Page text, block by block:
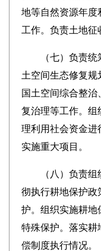
地等自然资源年度
工作。负责土地征
（七）负责统筹
土空间生态修复
国土空间综合整
复治理等工作。组
理利用社会资金进
实施重大项目。
（八）负责组织
彻执行耕地保护政
护。组织实施耕地
特殊保护。落实耕
偿制度执行情况。